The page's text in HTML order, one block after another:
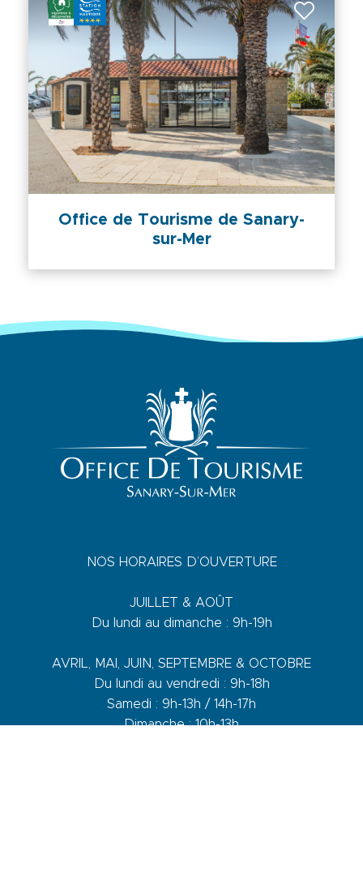
Office de Tourisme de Sanary-
sur-Mer
NOS HORAIRES D’OUVERTURE
JUILLET & AOÛT
Du lundi au dimanche : 9h-19h
AVRIL, MAI, JUIN, SEPTEMBRE & OCTOBRE
Du lundi au vendredi : 9h-18h
Samedi : 9h-13h / 14h-17h
Dimanche : 10h-13h